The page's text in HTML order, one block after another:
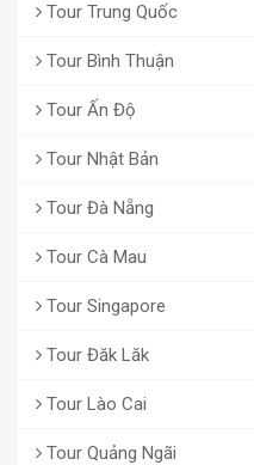
Tour Trung Quốc
Tour Bình Thuận
Tour Ấn Độ
Tour Nhật Bản
Tour Đà Nẵng
Tour Cà Mau
Tour Singapore
Tour Đăk Lăk
Tour Lào Cai
Tour Quảng Ngãi